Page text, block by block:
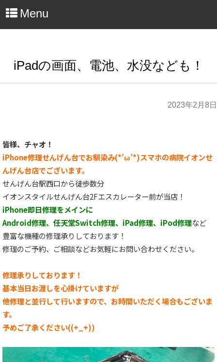
Menu
iPadの画面、電池、水没なども！
2023年2月8日
皆様、チャオ！
iPhone修理せんげん台でお馴染み(*’ω’*)スマホの病院イオンせ
んげん台店でございます。
せんげん台駅西口から徒歩数分
イオンスタイルせんげん台2Fエスカレーター前が当店！
iPhone即日修理をメインに
Android修理、任天堂Switch修理、iPad修理、iPod修理など
豊富な機種の修理承りしております！
修理のご予約、ご相談などお気軽にお問い合わせください。
修理承りしております！
基本当日お渡しを心掛けていますが
他修理と並行して行いますので、お時間いただく場合もございま
す。
予めご了承ください((+_+))